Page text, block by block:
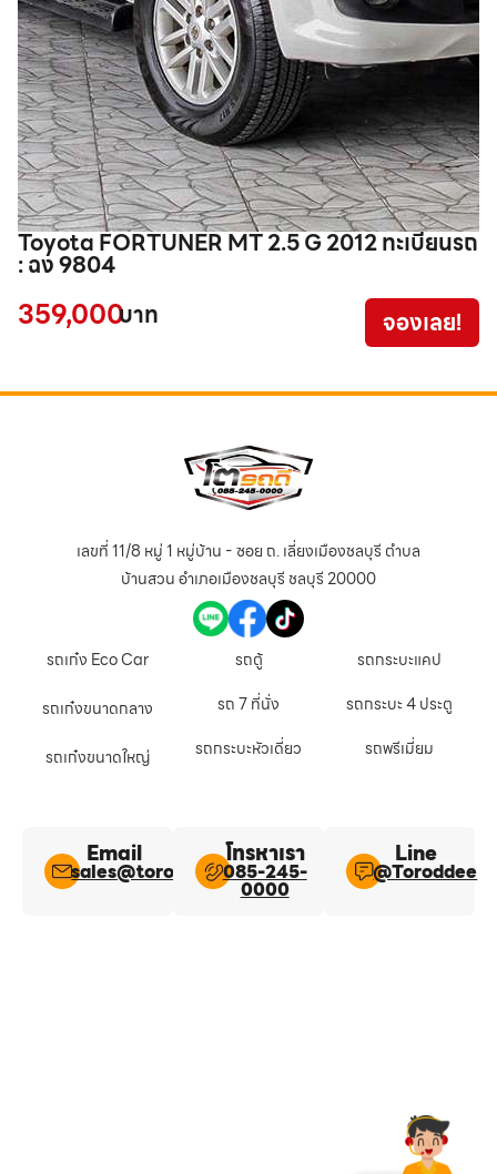
Toyota FORTUNER MT 2.5 G 2012 ทะเบียนรถ
: ฉง 9804
359,000บาท จองเลย!
เลขที่ 11/8 หมู่ 1 หมู่บ้าน - ซอย ถ. เลี่ยงเมืองชลบุรี ตำบล
บ้านสวน อำเภอเมืองชลบุรี ชลบุรี 20000
รถเก๋ง Eco Car
รถเก๋งขนาดกลาง
รถเก๋งขนาดใหญ่
รถตู้
รถ 7 ที่นั่ง
รถกระบะหัวเดี่ยว
รถกระบะแคป
รถกระบะ 4 ประตู
รถพรีเมี่ยม
Email
sales@toroddee.com
โทรหาเรา
085-245-
0000
Line​
@Toroddee​